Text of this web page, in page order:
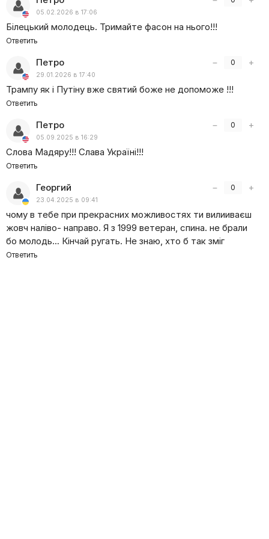
Смотрите все интервью и комментарии Свитана
на нашем сайте — Liveam.tv.
05.02.2026 в 17:06
Білецький молодець. Тримайте фасон на нього!!!
Ответить
− 0 +
Петро
29.01.2026 в 17:40
Трампу як і Путіну вже святий боже не допоможе !!!
Ответить
− 0 +
Петро
05.09.2025 в 16:29
Слова Мадяру!!! Слава Україні!!!
Ответить
− 0 +
Георгий
23.04.2025 в 09:41
чому в тебе при прекрасних можливостях ти вилииваєш
жовч наліво- направо. Я з 1999 ветеран, спина. не брали
бо молодь… Кінчай ругать. Не знаю, хто б так зміг
Ответить